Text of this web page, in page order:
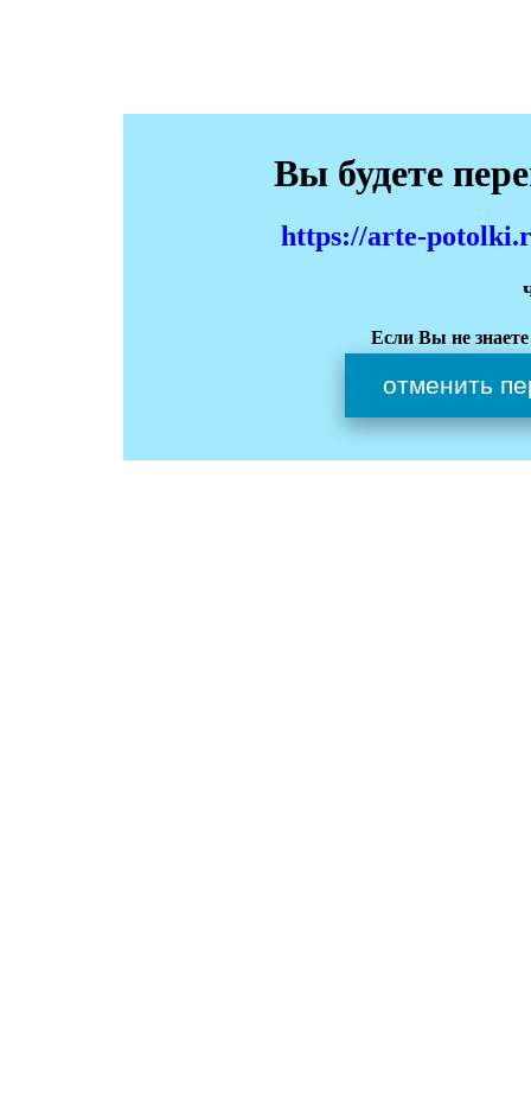
Вы будете
https://arte-
Если Вы не
отменить